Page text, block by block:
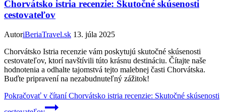
Chorvátsko istria recenzie: Skutočné skúsenosti
cestovateľov
AutoriBeriaTravel.sk 13. júla 2025
Chorvátsko Istria recenzie vám poskytujú skutočné skúsenosti
cestovateľov, ktorí navštívili túto krásnu destináciu. Čítajte naše
hodnotenia a odhalte tajomstvá tejto malebnej časti Chorvátska.
Buďte pripravení na nezabudnuteľný zážitok!
Pokračovať v čítaníChorvátsko istria recenzie: Skutočné skúsenosti